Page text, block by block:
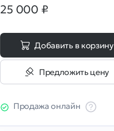
25 000 ₽
Добавить в корзину
Предложить цену
Продажа онлайн